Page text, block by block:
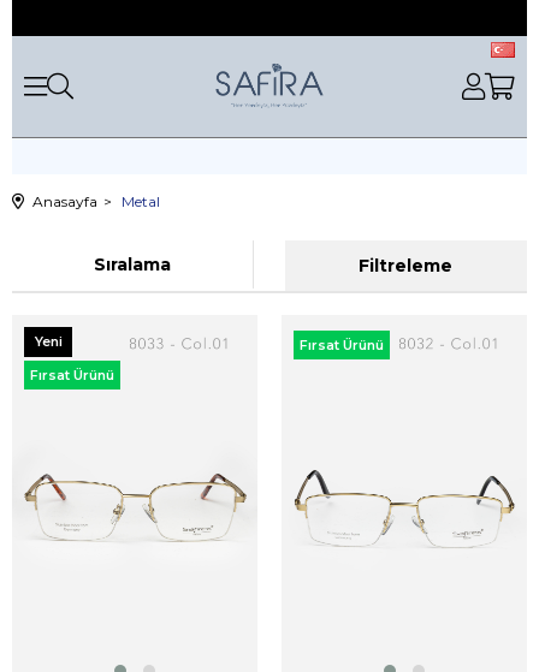
Anasayfa Metal
Filtreleme
Sıralama
Yeni
Ürün
Fırsat Ürünü
Fırsat Ürünü